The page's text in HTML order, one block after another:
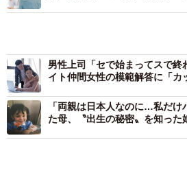
な返し！」
「両親は日本人なのに…私だけ
た母、〝出生の秘密〟を知った